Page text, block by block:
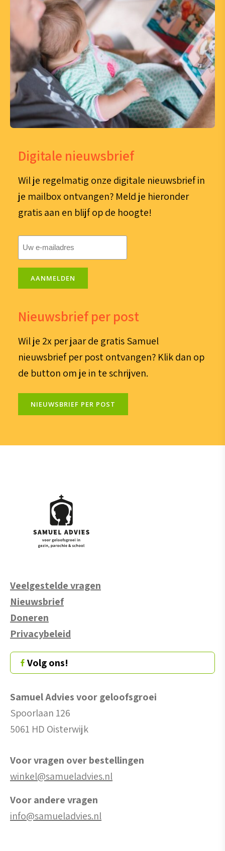
Digitale nieuwsbrief
Wil je regelmatig onze digitale nieuwsbrief in
je mailbox ontvangen? Meld je hieronder
gratis aan en blijf op de hoogte!
AANMELDEN
Nieuwsbrief per post
Wil je 2x per jaar de gratis Samuel
nieuwsbrief per post ontvangen? Klik dan op
de button om je in te schrijven.
NIEUWSBRIEF PER POST
Veelgestelde vragen
Nieuwsbrief
Doneren
Privacybeleid
Volg ons!
Samuel Advies voor geloofsgroei
Spoorlaan 126
5061 HD Oisterwijk
Voor vragen over bestellingen
winkel@samueladvies.nl
Voor andere vragen
info@samueladvies.nl